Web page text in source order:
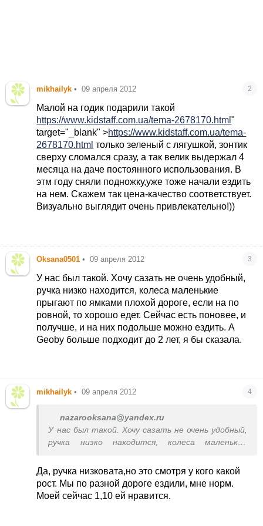
mikhailyk • 09 апреля 2012 2
Малой на годик подарили такой
https://www.kidstaff.com.ua/tema-2678170.html"
target="_blank" >https://www.kidstaff.com.ua/tema-
2678170.html только зеленый с лягушкой, зонтик
сверху сломался сразу, а так велик выдержал 4
месяца на даче постоянного использования. В
этм году сняли подножку,уже тоже начали ездить
на нем. Скажем так цена-качество соответствует.
Визуально выглядит очень привлекательно!))
Oksana0501 • 09 апреля 2012 3
У нас был такой. Хочу сазать не очень удобный,
ручка низко находится, колеса маленькие
прыгают по ямками плохой дороге, если на по
ровной, то хорошо едет. Сейчас есть поновее, и
получше, и на них подольше можно ездить. А
Geoby больше подходит до 2 лет, я бы сказала.
mikhailyk • 09 апреля 2012 4
nazarooksana@yandex.ru
У нас был такой. Хочу сазать не очень удобный,
ручка низко находится, колеса маленькие
ровной, то хорошо едет. Сейчас есть поновее, и
получше, и на них подольше можно ездить. А
Geoby больше подходит до 2 лет, я бы сказала.
Да, ручка низковата,но это смотря у кого какой
рост. Мы по разной дороге ездили, мне норм.
Моей сейчас 1,10 ей нравится.